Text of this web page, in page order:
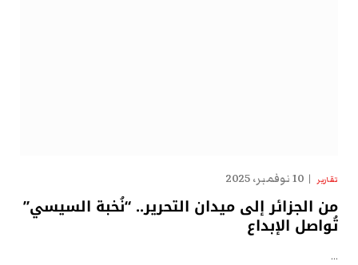
تقارير 10 نوفمبر، 2025
من الجزائر إلى ميدان التحرير.. “نُخبة السيسي”
تُواصل الإبداع
…